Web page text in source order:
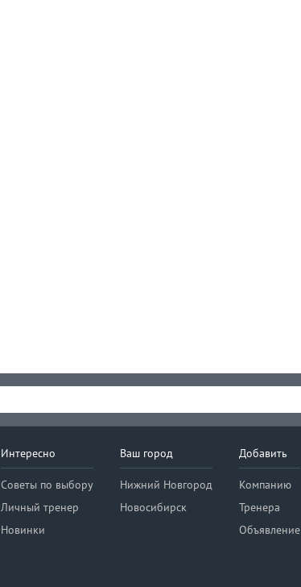
Интересно
Советы по выбору
Личный тренер
Новинки
Ваш город
Нижний Новгород
Новосибирск
Добавить
Компанию
Тренера
Объявление